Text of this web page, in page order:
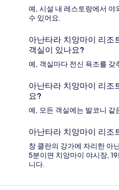
예, 시설 내 레스토랑에서 야
수 있어요.
아난타라 치앙마이 리조
객실이 있나요?
예, 객실마다 전신 욕조를 갖
아난타라 치앙마이 리조
요?
예, 모든 객실에는 발코니 같
아난타라 치앙마이 리조
창 클란의 강가에 자리한 아
5분이면 치앙마이 야시장,
니다.